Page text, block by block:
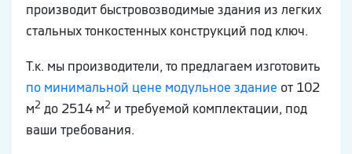
производит быстровозводимые здания из легких
стальных тонкостенных конструкций под ключ.
Т.к. мы производители, то предлагаем изготовить
по минимальной цене модульное здание от 102
м2 до 2514 м2 и требуемой комплектации, под
ваши требования.